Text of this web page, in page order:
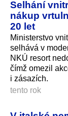
Selhání
nákup
20 let
Ministerstvo
selhává v
NKÚ resort
čímž omezil
i zásazích.
tento rok